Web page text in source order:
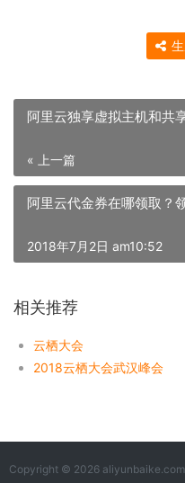
阿里云独享虚拟主机和共
« 上一篇
阿里云代金券在哪领取？
2018年7月2日 am10:52
相关推荐
云栖大会
2018云栖大会武汉峰会
Copyright © 2026 aliyunbaike.com